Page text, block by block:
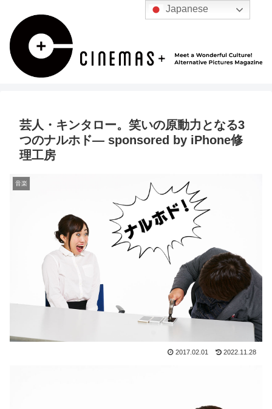
芸人・キンタロー。笑いの原動力となる3
つのナルホド― sponsored by iPhone修
理工房
音楽
2017.02.01 2022.11.28
Japanese